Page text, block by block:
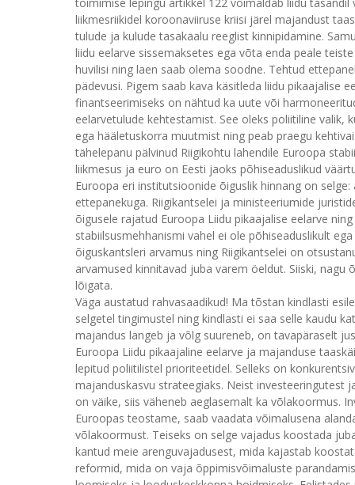
liikmesriikidel koroonaviiruse kriisi järel majandust
tulude ja kulude tasakaalu reeglist kinnipidamine.
liidu eelarve sissemaksetes ega võta enda peale
huvilisi ning laen saab olema soodne. Tehtud
pädevusi. Pigem saab kava käsitleda liidu pikaajalise
finantseerimiseks on nähtud ka uute või
eelarvetulude kehtestamist. See oleks poliitiline
ega hääletuskorra muutmist ning peab praegu
tähelepanu pälvinud Riigikohtu lahendile Euroopa
liikmesus ja euro on Eesti jaoks põhiseaduslikud
Euroopa eri institutsioonide õiguslik hinnang on
ettepanekuga. Riigikantselei ja ministeeriumide
õigusele rajatud Euroopa Liidu pikaajalise eelarve
stabiilsusmehhanismi vahel ei ole põhiseaduslikult
õiguskantsleri arvamus ning Riigikantselei on
arvamused kinnitavad juba varem öeldut. Siiski,
lõigata.
Väga austatud rahvasaadikud! Ma tõstan kindlasti
selgetel tingimustel ning kindlasti ei saa selle kaudu
majandus langeb ja võlg suureneb, on tavapäraselt
Euroopa Liidu pikaajaline eelarve ja majanduse
lepitud poliitilistel prioriteetidel. Selleks on
majanduskasvu strateegiaks. Neist investeeringutest
on väike, siis väheneb aeglasemalt ka võlakoormus.
Euroopas teostame, saab vaadata võimalusena
võlakoormust. Teiseks on selge vajadus koostada
kantud meie arenguvajadusest, mida kajastab
reformid, mida on vaja õppimisvõimaluste